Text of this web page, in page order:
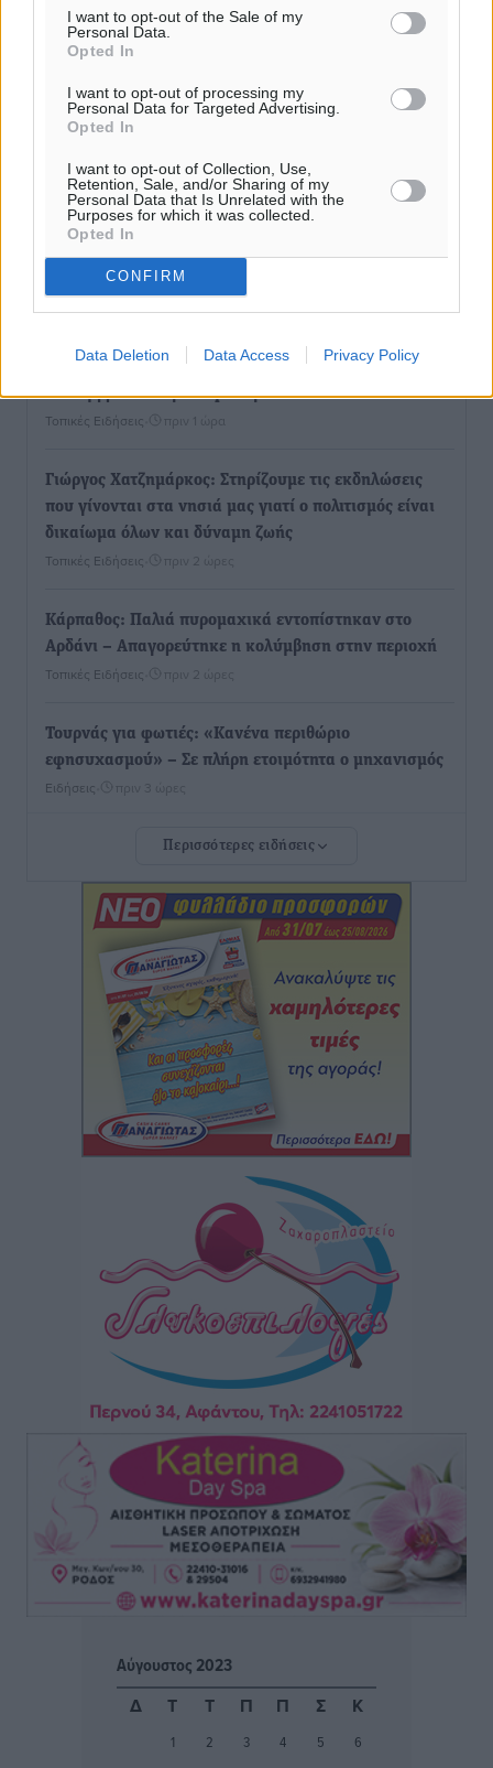
I want to opt-out of the Sale of my
Personal Data.
Opted In
I want to opt-out of processing my
Personal Data for Targeted Advertising.
Opted In
I want to opt-out of Collection, Use,
Retention, Sale, and/or Sharing of my
Personal Data that Is Unrelated with the
Purposes for which it was collected.
Opted In
CONFIRM
Data Deletion Data Access Privacy Policy
Αποκαλυπτήρια για την «Ατζέντα 2030» από το βήμα
της ΔΕΘ
Ειδήσεις• πριν 14 λεπτά
Από την παράδοση της Ρόδου στα ερευνητικά
εργαστήρια: Το μελεκούνι αποκτά διεθνές
επιστημονικό ενδιαφέρον
Επίσκεψη θα πραγματοποιήσει στη Λέρο τον
Σεπτέμβριο η Όλγα Κεφαλογιάννη
Τοπικές Ειδήσεις πριν 1 ώρα
Γιώργος Χατζημάρκος: Στηρίζουμε τις εκδηλώσεις
που γίνονται στα νησιά μας γιατί ο πολιτισμός είναι
δικαίωμα όλων και δύναμη ζωής
Τοπικές Ειδήσεις πριν 2 ώρες
Κάρπαθος: Παλιά πυρομαχικά εντοπίστηκαν στο
Αρδάνι – Απαγορεύτηκε η κολύμβηση στην περιοχή
Τοπικές Ειδήσεις πριν 2 ώρες
Τουρνάς για φωτιές: «Κανένα περιθώριο
εφησυχασμού» – Σε πλήρη ετοιμότητα ο μηχανισμός
Ειδήσεις πριν 3 ώρες
Καιρός: Επιμένουν οι υψηλές θερμοκρασίες – Ισχυρά
Τοπικές Ειδήσεις• πριν 3 ώρες
Τα φοιτητικά ενοίκια «τινάζουν στον αέρα» τους
οικογενειακούς προϋπολογισμούς
πριν 4 ώρες
Δύο νέοι ξενώνες παραδόθηκαν στις Ένοπλες
Δυνάμεις στη νήσο Ρω
Τοπικές Ειδήσεις• πριν 4 ώρες
Συνεχίζεται η έξοδος του Αυγούστου – Πάνω από
34.000 αναχωρούν σήμερα μόνο από τον Πειραιά
Μόνιμες θέσεις στους παιδικούς σταθμούς: Οι
προϋποθέσεις, η 24μηνη εμπειρία και οι προθεσμίες
για τους δήμους
πριν 4 ώρες
Δεύτερη πηγή εισοδήματος για τους επαγγελματίες
ψαράδες ο αλιευτικός τουρισμός
Ειδήσεις πριν 4 ώρες
Μαρία Εκμεκτσίογλου: Η πίστη μου είναι το
μεγαλύτερο στήριγμα μου – Το προσκύνημα στην ιερά
Μονή Πανορμίτη
ποιος πληρώνει τον λογαριασμό
Περισσότερες ειδήσεις
Αύγουστος 2023
Δ
Τ Τ Π Π Σ Κ
1 2 3 4 5
6